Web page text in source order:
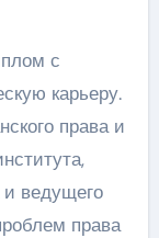
с
карьеру.
права и
и ведущего
права